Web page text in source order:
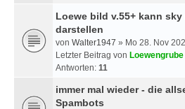
Loewe bild v.55+ kann
darstellen
von Walter1947 » Mo 28. Nov
Letzter Beitrag von Loewengrube
Antworten: 11
immer mal wieder - die
Spambots